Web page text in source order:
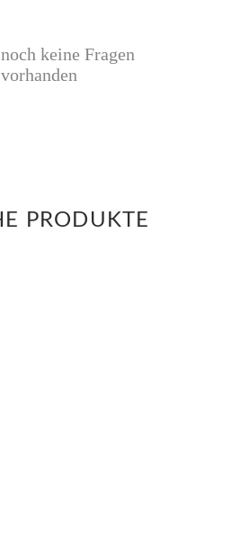
keine Fragen
vorhanden
PRODUKTE